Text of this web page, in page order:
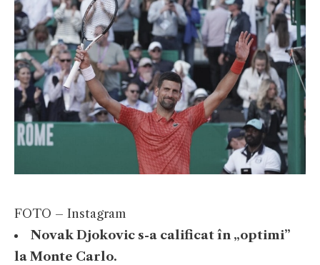
FOTO – Instagram
Novak Djokovic s-a calificat în „optimi”
la Monte Carlo.